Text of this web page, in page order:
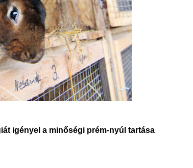
igényel a minőségi prém-nyúl tartása